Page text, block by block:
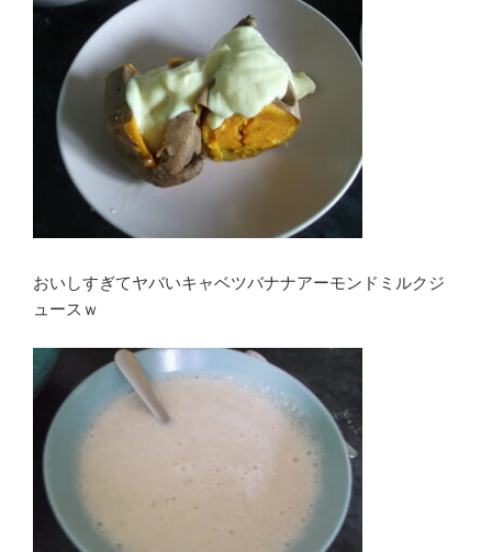
おいしすぎてヤバいキャベツバナナアーモンドミルクジ
ュースｗ